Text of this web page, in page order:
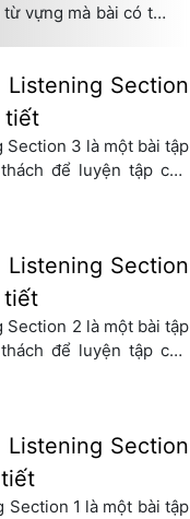
vựng mà bài có thì
Listening Section
tiết
Section 3 là một bài tập
để luyện tập cho
Listening Section
tiết
Section 2 là một bài tập
để luyện tập cho
Listening Section
Section 1 là một bài tập